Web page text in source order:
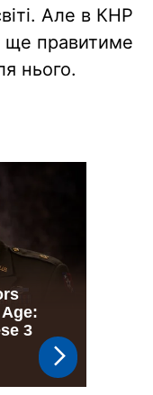
Але в КНР
ще правитиме
нього.